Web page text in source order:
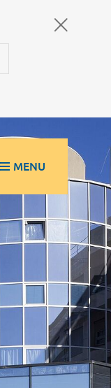
MENU